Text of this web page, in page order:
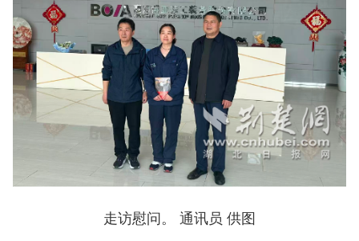
走访慰问。 通讯员 供图